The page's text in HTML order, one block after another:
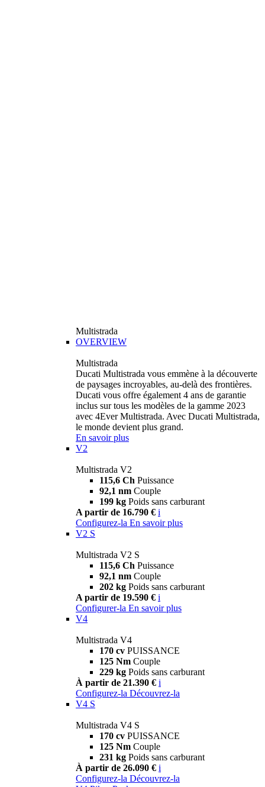
Multistrada
OVERVIEW
Multistrada
Ducati Multistrada vous emmène à la découverte
de paysages incroyables, au-delà des frontières.
Ducati vous offre également 4 ans de garantie
inclus sur tous les modèles de la gamme 2023
avec 4Ever Multistrada. Avec Ducati Multistrada,
le monde devient plus grand.
En savoir plus
V2
Multistrada V2
115,6 Ch Puissance
92,1 nm Couple
199 kg Poids sans carburant
A partir de 16.790 € i
Configurez-la En savoir plus
V2 S
Multistrada V2 S
115,6 Ch Puissance
92,1 nm Couple
202 kg Poids sans carburant
A partir de 19.590 € i
Configurer-la En savoir plus
V4
Multistrada V4
170 cv PUISSANCE
125 Nm Couple
229 kg Poids sans carburant
À partir de 21.390 € i
Configurez-la Découvrez-la
V4 S
Multistrada V4 S
170 cv PUISSANCE
125 Nm Couple
231 kg Poids sans carburant
À partir de 26.090 € i
Configurez-la Découvrez-la